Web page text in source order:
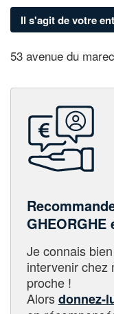
Il s'agit de votre
53 avenue du
Je connais
intervenir chez
proche !
Alorsdonnez-